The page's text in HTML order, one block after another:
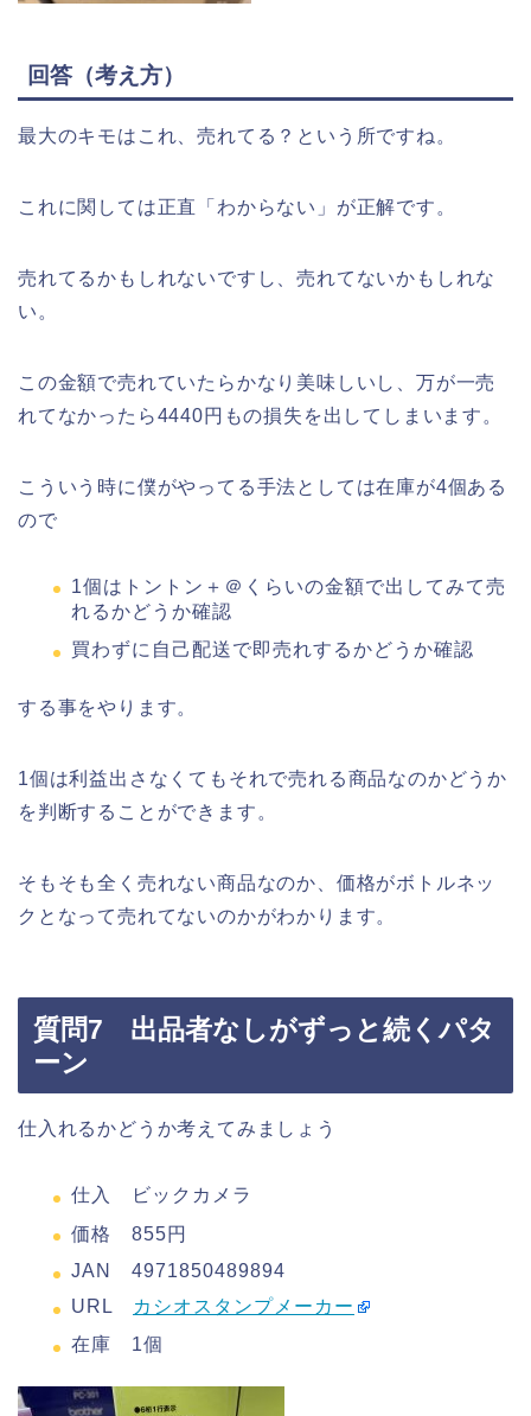
回答（考え方）
最大のキモはこれ、売れてる？という所ですね。
これに関しては正直「わからない」が正解です。
売れてるかもしれないですし、売れてないかもしれな
い。
この金額で売れていたらかなり美味しいし、万が一売
れてなかったら4440円もの損失を出してしまいます。
こういう時に僕がやってる手法としては在庫が4個ある
ので
1個はトントン＋＠くらいの金額で出してみて売
れるかどうか確認
買わずに自己配送で即売れするかどうか確認
する事をやります。
1個は利益出さなくてもそれで売れる商品なのかどうか
を判断することができます。
そもそも全く売れない商品なのか、価格がボトルネッ
クとなって売れてないのかがわかります。
質問7 出品者なしがずっと続くパタ
ーン
仕入れるかどうか考えてみましょう
仕入 ビックカメラ
価格 855円
JAN 4971850489894
URL
カシオスタンプメーカー
在庫 1個